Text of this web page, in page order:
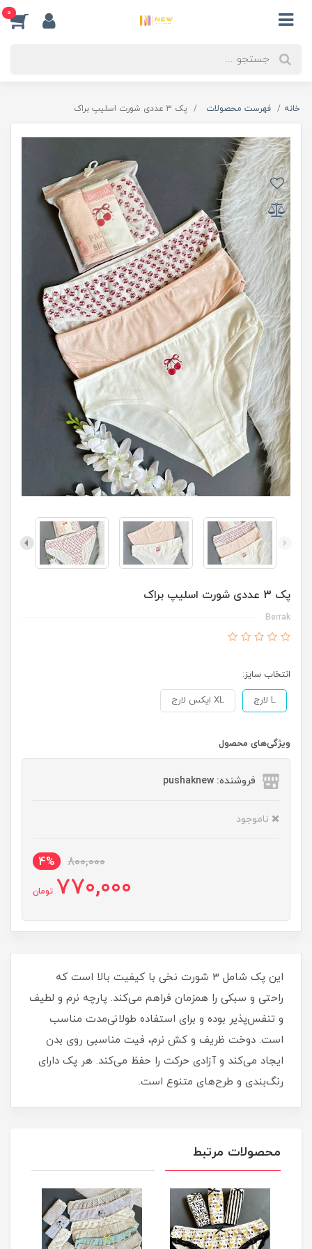
0
خانه فهرست محصولات پک 3 عددی شورت اسلیپ براک
پک 3 عددی شورت اسلیپ براک
Berrak
انتخاب سایز:
L لارج XL ایکس لارج
ویژگی‌های محصول
فروشنده: pushaknew
ناموجود
800,000
4%
770,000 تومان
این پک شامل ۳ شورت نخی با کیفیت بالا است که
راحتی و سبکی را همزمان فراهم می‌کند. پارچه نرم و لطیف
و تنفس‌پذیر بوده و برای استفاده طولانی‌مدت مناسب
است. دوخت ظریف و کش نرم، فیت مناسبی روی بدن
ایجاد می‌کند و آزادی حرکت را حفظ می‌کند. هر پک دارای
رنگ‌بندی و طرح‌های متنوع است.
محصولات مرتبط